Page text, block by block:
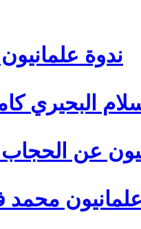
ندوة
البحيري
عن الحجاب
محمد فياض 21